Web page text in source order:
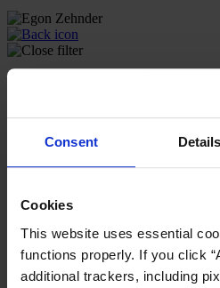
Consent Details
Cookies
This website uses essential
functions properly. If you click
additional trackers, including
産業・セクター
コンサルタント
キャリア
コンサルティング内容